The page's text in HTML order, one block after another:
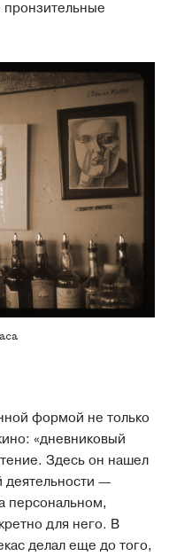
формой не только
«дневниковый
Здесь он нашел
деятельности —
персональном,
для него. В
делал еще до того,